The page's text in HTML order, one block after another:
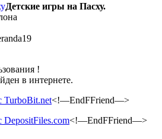
Детские игры на Пасху.
!
в интернете.
TurboBit.net<!—EndFFriend—>
DepositFiles.com<!—EndFFriend—>